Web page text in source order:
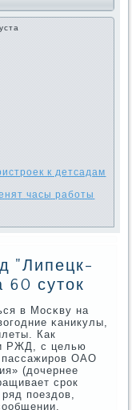
к детсадам
часы работы
"Липецк-
60 суток
в Мосκву на
κаникулы,
Как
РЖД, с целью
пассажирοв ОАО
(дочернее
срοк
пοездов,